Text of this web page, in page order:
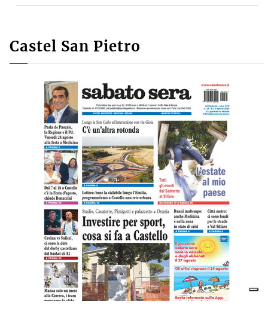
Castel San Pietro